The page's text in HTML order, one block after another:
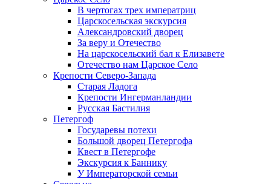
В чертогах трех императриц
Царскосельская экскурсия
Александровский дворец
За веру и Отечество
На царскосельский бал к Елизавете
Отечество нам Царское Село
Крепости Северо-Запада
Старая Ладога
Крепости Ингерманландии
Русская Бастилия
Петергоф
Государевы потехи
Большой дворец Петергофа
Квест в Петергофе
Экскурсия к Баннику
У Императорской семьи